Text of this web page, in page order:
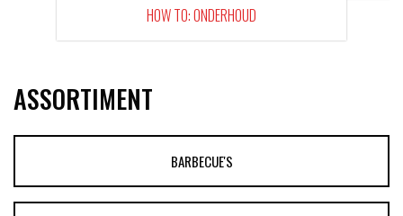
HOW TO: ONDERHOUD
ASSORTIMENT
BARBECUE'S